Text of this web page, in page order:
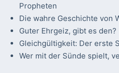
Propheten
Die wahre Geschichte von
Guter Ehrgeiz, gibt es den?
Gleichgültigkeit: Der erste
Wer mit der Sünde spielt,